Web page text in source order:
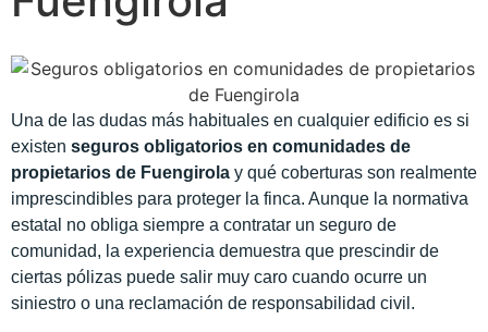
Una de las dudas más habituales en cualquier edificio es si
existen seguros obligatorios en comunidades de
propietarios de Fuengirola y qué coberturas son realmente
imprescindibles para proteger la finca. Aunque la normativa
estatal no obliga siempre a contratar un seguro de
comunidad, la experiencia demuestra que prescindir de
ciertas pólizas puede salir muy caro cuando ocurre un
siniestro o una reclamación de responsabilidad civil.